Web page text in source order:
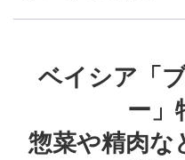
ベイシア「
ー」
惣菜や精肉な